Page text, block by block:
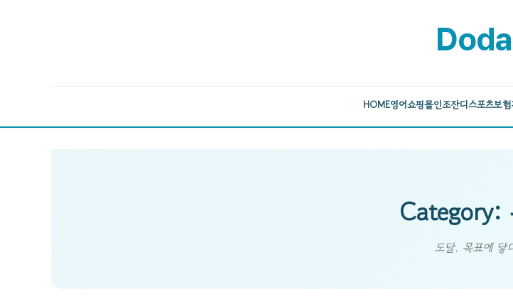
HOME영어쇼핑몰인조잔디스포츠보험
Category:
도달. 목표에 닿